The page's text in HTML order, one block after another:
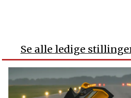
Se alle ledige